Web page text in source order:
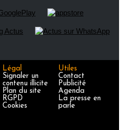
Légal
Signaler un
contenu illicite
Plan du site
RGPD
Cookies
Utiles
Contact
Publicité
Agenda
La presse en
parle